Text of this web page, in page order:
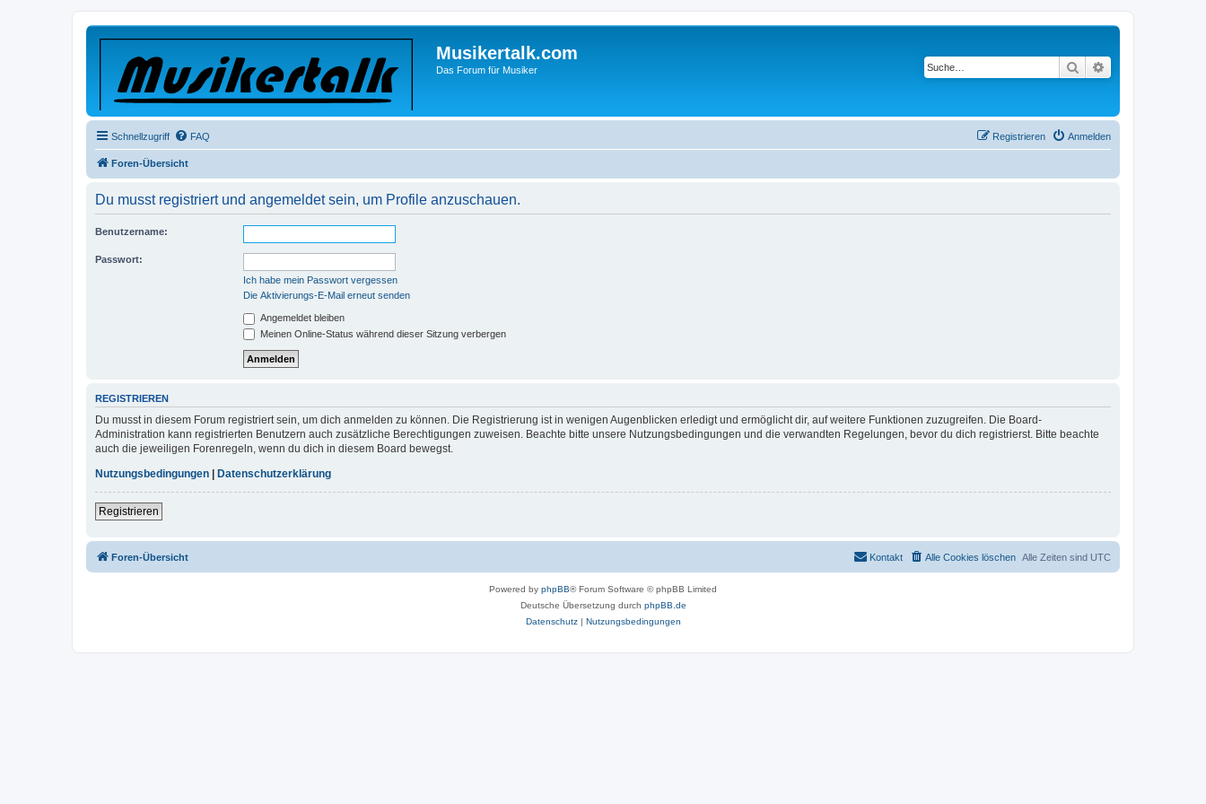
Musikertalk.com
Das Forum für Musiker Suche
Schnellzugriff FAQ Anmelden
Registrieren
Foren-Übersicht
Du musst registriert und angemeldet sein, um Profile anzuschauen.
Benutzername:
Passwort:
Ich habe mein Passwort vergessen
Die Aktivierungs-E-Mail erneut senden
Angemeldet bleiben
Meinen Online-Status während dieser Sitzung verbergen
REGISTRIEREN
Du musst in diesem Forum registriert sein, um dich anmelden zu können. Die Registrierung ist in wenigen Augenblicken erledigt und ermöglicht dir, auf weitere Funktionen zuzugreifen. Die Board-
Administration kann registrierten Benutzern auch zusätzliche Berechtigungen zuweisen. Beachte bitte unsere Nutzungsbedingungen und die verwandten Regelungen, bevor du dich registrierst. Bitte beachte
auch die jeweiligen Forenregeln, wenn du dich in diesem Board bewegst.
Nutzungsbedingungen | Datenschutzerklärung
Registrieren
Foren-Übersicht Alle Zeiten sind UTC
Alle Cookies löschen
Kontakt
Powered by phpBB® Forum Software © phpBB Limited
Deutsche Übersetzung durch phpBB.de
Datenschutz| Nutzungsbedingungen